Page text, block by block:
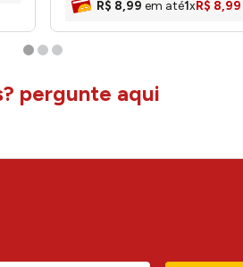
R$ 8,99 em até1xR$ 8,99
pergunte aqui